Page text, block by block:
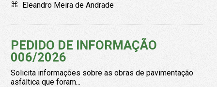
Eleandro Meira de Andrade
PEDIDO DE INFORMAÇÃO
006/2026
Solicita informações sobre as obras de pavimentação
asfáltica que foram...